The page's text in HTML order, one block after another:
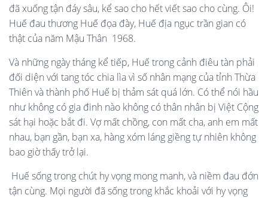
đã xuống tận đáy sâu, kể sao cho hết viết sao cho cùng. Ôi!
Huế đau thương Huế đọa đày, Huế địa ngục trần gian có
thật của năm Mậu Thân 1968.
Và những ngày tháng kể tiếp, Huế trong cảnh điêu tàn phải
đối diện với tang tóc chia lìa vì số nhân mạng của tỉnh Thừa
Thiên và thành phố Huế bị thảm sát quá lớn. Có thể nói hầu
như không có gia đinh nào không có thân nhân bị Việt Cộng
sát hại hoặc bắt đi. Vợ mất chồng, con mất cha, anh em mất
nhau, bạn gần, bạn xa, hàng xóm láng giềng tự nhiên không
bao giờ thấy trở lại.
Huế sống trong chút hy vọng mong manh, và niềm đau đớn
tận cùng. Mọi người đã sống trong khắc khoải với hy vọng